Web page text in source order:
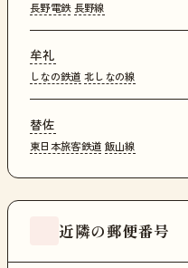
長野電鉄 長野線
牟礼
しなの鉄道 北しなの線
替佐
東日本旅客鉄道 飯山線
近隣の郵便番号